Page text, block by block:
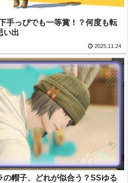
手っぴでも一等賞！？何度も転
い出
2025.11.24
の帽子、どれが似合う？SSゆる